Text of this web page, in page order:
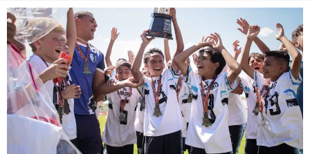
Milton Guedes traz turnê “Milton Canta Lulu” a Belo Horizonte
Péricles é confirmado na turnê “Bem Black” de Thiaguinho em Belo Horizonte